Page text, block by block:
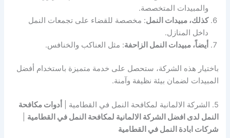
والمبيدات المتخصصة.
كذلك، مبيدات النمل: مخصصة للقضاء على تجمعات النمل
داخل المنازل.
أيضاً، مبيدات النمل الزاحفة: مثل العناكب والخنافس.
باختيار هذه الشركة، ستحصل على خدمة متميزة باستخدام أفضل
المبيدات لضمان بيئة نظيفة وآمنة.
5. الشركة الالمانية لمكافحة النمل في القطامية |
أدوات مكافحة
النمل لدى افضل الشركة الالمانية لمكافحة النمل في القطامية
شركات ابادة النمل في القطامية